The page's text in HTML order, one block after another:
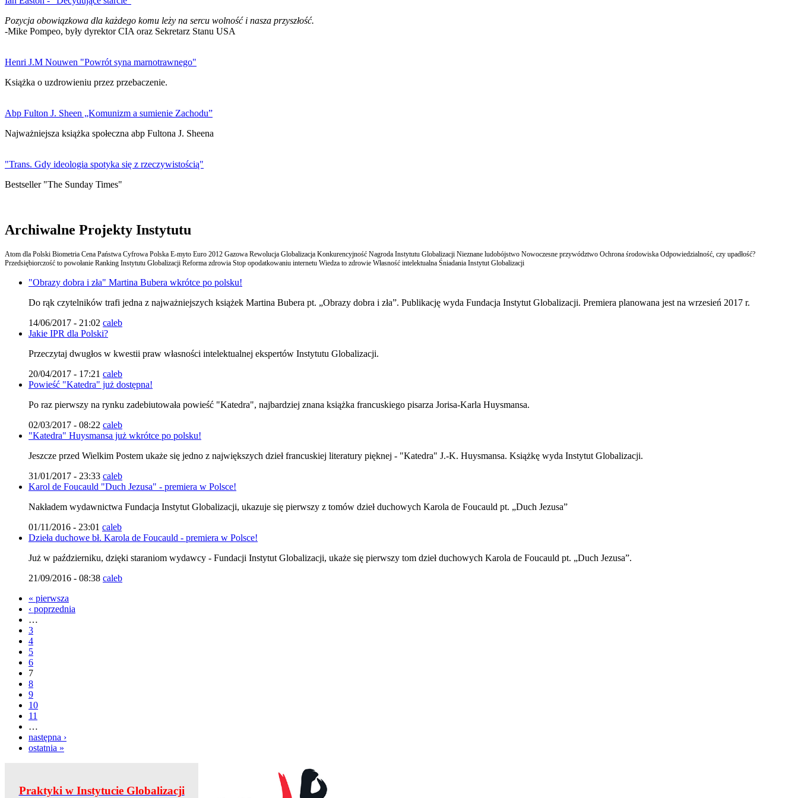
Pozycja obowiązkowa dla każdego komu leży na sercu wolność i nasza przyszłość.
-Mike Pompeo, były dyrektor CIA oraz Sekretarz Stanu USA
Henri J.M Nouwen "Powrót syna marnotrawnego"
Książka o uzdrowieniu przez przebaczenie.
Abp Fulton J. Sheen „Komunizm a sumienie Zachodu”
Najważniejsza książka społeczna abp Fultona J. Sheena
"Trans. Gdy ideologia spotyka się z rzeczywistością"
Bestseller "The Sunday Times"
Archiwalne Projekty Instytutu
Atom dla Polski Biometria Cena Państwa Cyfrowa Polska E-myto Euro 2012 Gazowa Rewolucja Globalizacja Konkurencyjność Nagroda Instytutu Globalizacji Nieznane ludobójstwo Nowoczesne przywództwo Ochrona środowiska Odpowiedzialność, czy upadłość?
Przedsiębiorczość to powołanie Ranking Instytutu Globalizacji Reforma zdrowia Stop opodatkowaniu internetu Wiedza to zdrowie Własność intelektualna Śniadania Instytut Globalizacji
"Obrazy dobra i zła" Martina Bubera wkrótce po polsku!
Do rąk czytelników trafi jedna z najważniejszych książek Martina Bubera pt. „Obrazy dobra i zła”. Publikację wyda Fundacja Instytut Globalizacji. Premiera planowana jest na wrzesień 2017 r.
14/06/2017 - 21:02 caleb
Jakie IPR dla Polski?
Przeczytaj dwugłos w kwestii praw własności intelektualnej ekspertów Instytutu Globalizacji.
20/04/2017 - 17:21 caleb
Powieść "Katedra" już dostępna!
Po raz pierwszy na rynku zadebiutowała powieść "Katedra", najbardziej znana książka francuskiego pisarza Jorisa-Karla Huysmansa.
02/03/2017 - 08:22 caleb
"Katedra" Huysmansa już wkrótce po polsku!
Jeszcze przed Wielkim Postem ukaże się jedno z największych dzieł francuskiej literatury pięknej - "Katedra" J.-K. Huysmansa. Książkę wyda Instytut Globalizacji.
31/01/2017 - 23:33 caleb
Karol de Foucauld "Duch Jezusa" - premiera w Polsce!
Nakładem wydawnictwa Fundacja Instytut Globalizacji, ukazuje się pierwszy z tomów dzieł duchowych Karola de Foucauld pt. „Duch Jezusa”
01/11/2016 - 23:01 caleb
Dzieła duchowe bł. Karola de Foucauld - premiera w Polsce!
Już w październiku, dzięki staraniom wydawcy - Fundacji Instytut Globalizacji, ukaże się pierwszy tom dzieł duchowych Karola de Foucauld pt. „Duch Jezusa”.
21/09/2016 - 08:38 caleb
« pierwsza
‹ poprzednia
…
3
4
5
6
7
8
9
10
11
…
następna ›
ostatnia »
Praktyki w Instytucie Globalizacji